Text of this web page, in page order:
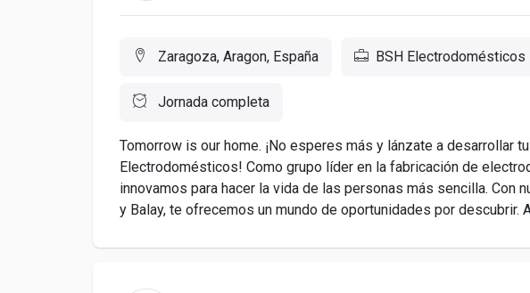
Zaragoza, Aragon, España BSH Electrodomésticos
Jornada completa
Tomorrow is our home. ¡No esperes más y lánzate a desarrollar
Electrodomésticos! Como grupo líder en la fabricación de
innovamos para hacer la vida de las personas más sencilla. Con
y Balay, te ofrecemos un mundo de oportunidades por descubrir.